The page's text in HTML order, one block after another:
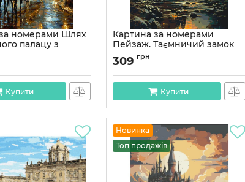
номерами Шлях
палацу з
Пейзаж
LW 3026-01
01
Купити
Картина за номерами
Пейзаж. Таємничий замок
40*50 см Орігамі LW 3516
Артикул:
309 грн
Купити
Новинка
Топ продажів